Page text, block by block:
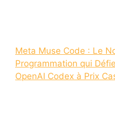
Meta Muse Code : Le
Programmation qui
OpenAI Codex à Prix